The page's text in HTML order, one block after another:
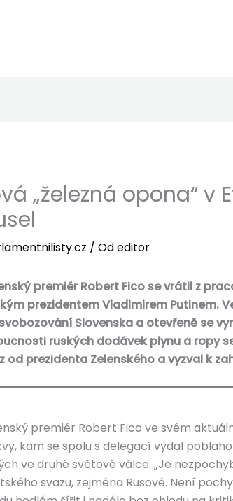
„železná opona“ v
/ Odeditor
premiér Robert Fico se vrátil z
prezidentem Vladimirem Putinem.
Slovenska a otevřeně se
ruských dodávek plynu a ropy
od prezidenta Zelenského a vyzval k
premiér Robert Fico ve svém
kam se spolu s delegací vydal
ve druhé světové válce. „Je
svazu, zejména Rusové. Není